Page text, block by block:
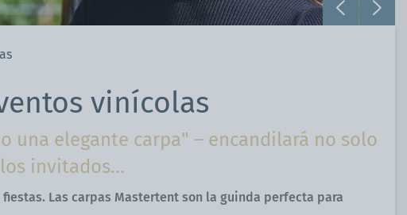
vinícolas
una elegante carpa" – encandilará no solo
invitados...
Las carpas Mastertent son la guinda perfecta para